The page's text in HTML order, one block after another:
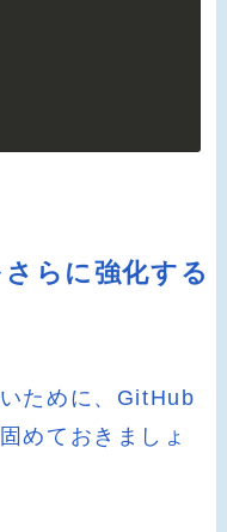
らに強化する
ために、GitHub
めておきましょ